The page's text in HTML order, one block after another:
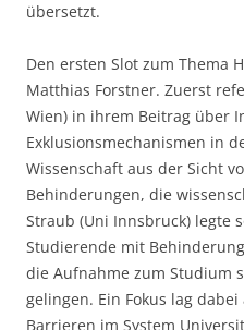
übersetzt.
Den ersten Slot zum Thema
Matthias Forstner. Zuerst
Wien) in ihrem Beitrag über
Exklusionsmechanismen in
Wissenschaft aus der Sicht
Behinderungen, die
Straub (Uni Innsbruck) legte
Studierende mit
die Aufnahme zum Studium
gelingen. Ein Fokus lag
Barrieren im System